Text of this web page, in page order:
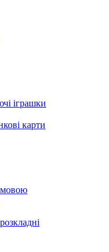
іграшки
карти
мовою